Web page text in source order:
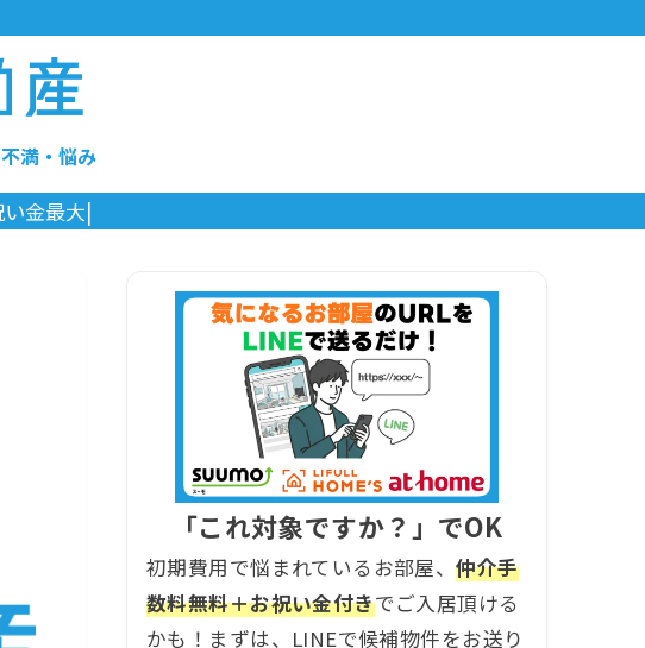
不満・悩み
「これ対象ですか？」でOK
初期費用で悩まれているお部屋、仲介手
数料無料＋お祝い金付きでご入居頂ける
かも！まずは、LINEで候補物件をお送り